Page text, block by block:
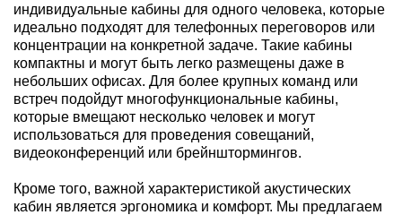
индивидуальные кабины для одного человека, которые
идеально подходят для телефонных переговоров или
концентрации на конкретной задаче. Такие кабины
компактны и могут быть легко размещены даже в
небольших офисах. Для более крупных команд или
встреч подойдут многофункциональные кабины,
которые вмещают несколько человек и могут
использоваться для проведения совещаний,
видеоконференций или брейнштормингов.
Кроме того, важной характеристикой акустических
кабин является эргономика и комфорт. Мы предлагаем